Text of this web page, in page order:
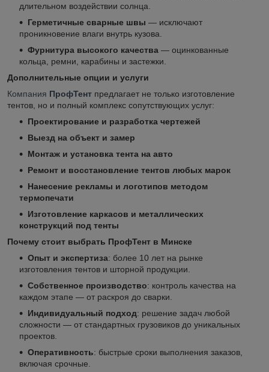
длительном воздействии солнца.
Герметичные сварные швы — исключают
проникновение влаги внутрь кузова.
Фурнитура высокого качества — оцинкованные
кольца, ремни, карабины и застежки.
Дополнительные опции и услуги
Компания ПрофТент предлагает не только изготовление
тентов, но и полный комплекс сопутствующих услуг:
Проектирование и разработка чертежей
Выезд на объект и замер
Монтаж и установка тента на авто
Ремонт и восстановление тентов любых марок
Нанесение рекламы и логотипов методом
термопечати
Изготовление каркасов и металлических
конструкций под тенты
Почему стоит выбрать ПрофТент в Минске
Опыт и экспертиза: более 10 лет на рынке
изготовления тентов и шторной продукции.
Собственное производство: контроль качества на
каждом этапе — от раскроя до сварки.
Индивидуальный подход: решение задач любой
сложности — от стандартных грузовиков до уникальных
проектов.
Оперативность: быстрые сроки выполнения заказов,
включая срочные.